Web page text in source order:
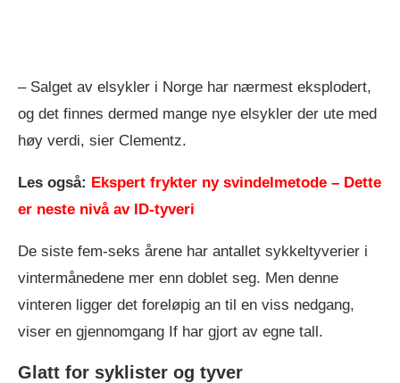
– Salget av elsykler i Norge har nærmest eksplodert,
og det finnes dermed mange nye elsykler der ute med
høy verdi, sier Clementz.
Les også: Ekspert frykter ny svindelmetode – Dette
er neste nivå av ID-tyveri
De siste fem-seks årene har antallet sykkeltyverier i
vintermånedene mer enn doblet seg. Men denne
vinteren ligger det foreløpig an til en viss nedgang,
viser en gjennomgang If har gjort av egne tall.
Glatt for syklister og tyver